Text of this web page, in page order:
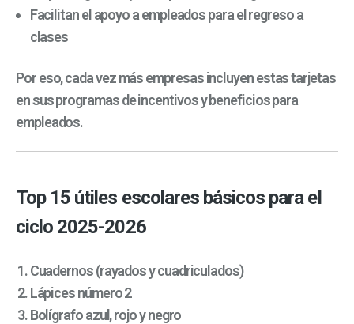
Facilitan el apoyo a empleados para el regreso a
clases
Por eso, cada vez más empresas incluyen estas tarjetas
en sus programas de incentivos y beneficios para
empleados.
Top 15 útiles escolares básicos para el
ciclo 2025-2026
Cuadernos (rayados y cuadriculados)
Lápices número 2
Bolígrafo azul, rojo y negro